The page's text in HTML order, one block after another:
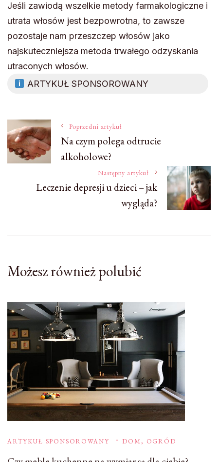
Jeśli zawiodą wszelkie metody farmakologiczne i
utrata włosów jest bezpowrotna, to zawsze
pozostaje nam przeszczep włosów jako
najskuteczniejsza metoda trwałego odzyskania
utraconych włosów.
ARTYKUŁ SPONSOROWANY
Nawigacja
wpisu
Poprzedni artykuł
Na czym polega odtrucie
alkoholowe?
Następny artykuł
Leczenie depresji u dzieci – jak
wygląda?
Możesz również polubić
ARTYKUŁ SPONSOROWANY DOM, OGRÓD